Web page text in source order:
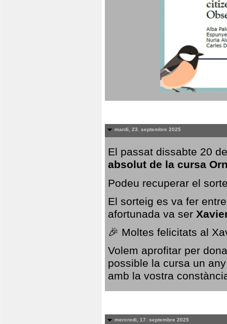
mardi, 23. septembre 2025
El passat dissabte 20
absolut de la cursa
Podeu recuperar el
El sorteig es va fer
afortunada va ser
🎉 Moltes felicitats al
Volem aprofitar per
possible la cursa un
amb la vostra
mercredi, 17. septembre 2025